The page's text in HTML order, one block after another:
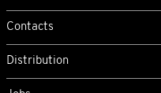
Contacts
Distribution